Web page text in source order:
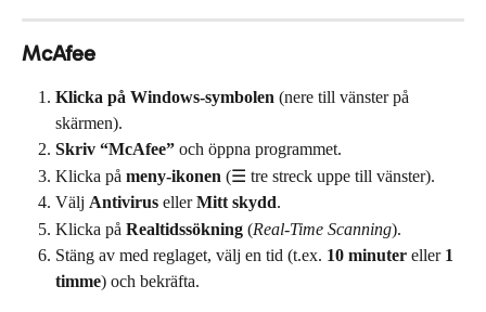
McAfee
Klicka på Windows-symbolen (nere till vänster på
skärmen).
Skriv “McAfee” och öppna programmet.
Klicka på meny-ikonen (☰ tre streck uppe till vänster).
Välj Antivirus eller Mitt skydd.
Klicka på Realtidssökning (Real-Time Scanning).
Stäng av med reglaget, välj en tid (t.ex. 10 minuter eller 1
timme) och bekräfta.